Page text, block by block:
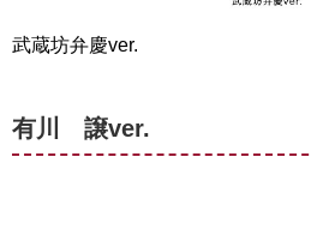
武蔵坊弁慶ver.
有川 譲ver.